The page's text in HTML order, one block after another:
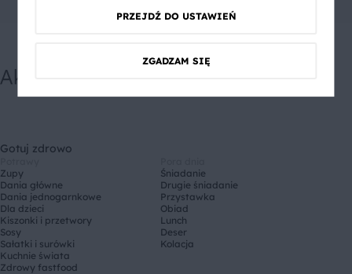
Gotuj zdrowo
Zupy
Dania główne
Dania jednogarnkowe
Dla dzieci
Kiszonki i przetwory
Sosy
Sałatki i surówki
Kuchnie świata
Zdrowy fastfood
Śniadanie
Drugie śniadanie
Przystawka
Obiad
Lunch
Deser
Kolacja
PRZEJDŹ DO USTAWIEŃ
ZGADZAM SIĘ